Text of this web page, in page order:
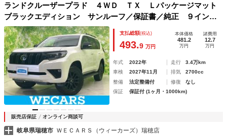
ランドクルーザープラド ４ＷＤ ＴＸ Ｌパッケージマット
ブラックエディション サンルーフ／保証書／純正 ９イン
チ ＳＤナビ／衝突安全装置／エアーシート 前席／パノラミ
ックビューモニター／車線逸脱防止支援システム／シート フ
ルレザー／ヘッドランプ ＬＥＤ／ＵＳＢジャック
支払総額(税込)
493.9 万円
本体価格
481.2
万円
諸費用
12.7
万円
年式 2022年 走行
3.4万km
車検
2027年11月 排気
2700cc
整備
法定整備付 修復
なし
保証
保証付 (1ヶ月・1000km)
販売店保証 オンライン商談可
岐阜県瑞穂市 ＷＥＣＡＲＳ（ウィーカーズ）瑞穂店